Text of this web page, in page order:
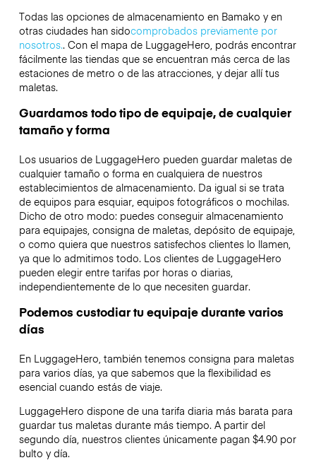
Todas las opciones de almacenamiento en Bamako y en
otras ciudades han sidocomprobados previamente por
nosotros.. Con el mapa de LuggageHero, podrás encontrar
fácilmente las tiendas que se encuentran más cerca de las
estaciones de metro o de las atracciones, y dejar allí tus
maletas.
Guardamos todo tipo de equipaje, de cualquier
tamaño y forma
Los usuarios de LuggageHero pueden guardar maletas de
cualquier tamaño o forma en cualquiera de nuestros
establecimientos de almacenamiento. Da igual si se trata
de equipos para esquiar, equipos fotográficos o mochilas.
Dicho de otro modo: puedes conseguir almacenamiento
para equipajes, consigna de maletas, depósito de equipaje,
o como quiera que nuestros satisfechos clientes lo llamen,
ya que lo admitimos todo. Los clientes de LuggageHero
pueden elegir entre tarifas por horas o diarias,
independientemente de lo que necesiten guardar.
Podemos custodiar tu equipaje durante varios
días
En LuggageHero, también tenemos consigna para maletas
para varios días, ya que sabemos que la flexibilidad es
esencial cuando estás de viaje.
LuggageHero dispone de una tarifa diaria más barata para
guardar tus maletas durante más tiempo. A partir del
segundo día, nuestros clientes únicamente pagan $4.90 por
bulto y día.